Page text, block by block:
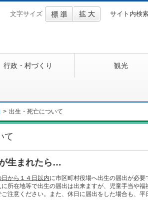
文字サイズ サイト内検
行政・村づくり 観光
> 出生・死亡について
て
生まれたら…
日から１４日以内に市区町村役場へ出生の届出が必要
所在地等で出生の届出は出来ますが、児童手当や
注意ください。また、休日に届出をした場合も、平